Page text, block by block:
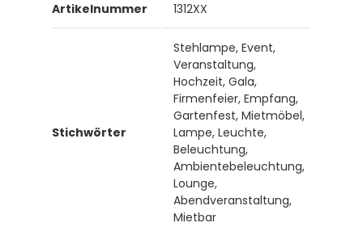
Artikelnummer 1312XX
Stichwörter
Stehlampe, Event,
Veranstaltung,
Hochzeit, Gala,
Firmenfeier, Empfang,
Gartenfest, Mietmöbel,
Lampe, Leuchte,
Beleuchtung,
Ambientebeleuchtung,
Lounge,
Abendveranstaltung,
Mietbar